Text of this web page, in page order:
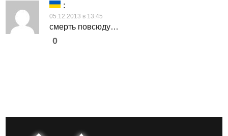
:
05.12.2013 в 13:45
смерть повсюду…
0